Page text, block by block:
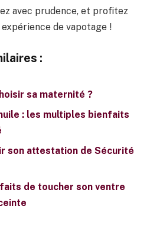
avec prudence, et profitez
de vapotage !
:
sa maternité ?
: les multiples bienfaits
son attestation de Sécurité
de toucher son ventre